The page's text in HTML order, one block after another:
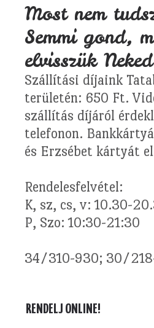
Most nem
Semmi gond,
elvisszük
Szállítási díjaink
területén: 650 Ft.
szállítás díjáról
telefonon.
és Erzsébet kártyát
Rendelesfelvétel:
K, sz, cs, v: 10.30-
P, Szo: 10:30-21:30
34/310-930; 30/
RENDELJ ONLINE!